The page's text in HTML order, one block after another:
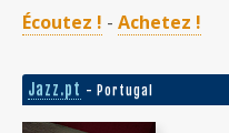
Écoutez ! - Achetez !
Jazz.pt - Portugal